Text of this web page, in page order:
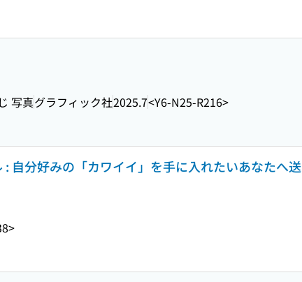
写真グラフィック社2025.7<Y6-N25-R216>
自分好みの「カワイイ」を手に入れたいあなたへ送